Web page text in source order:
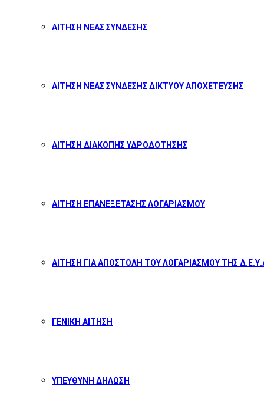
ΑΙΤΗΣΗ ΝΕΑΣ ΣΥΝΔΕΣΗΣ
ΑΙΤΗΣΗ ΝΕΑΣ ΣΥΝΔΕΣΗΣ ΔΙΚΤΥΟΥ ΑΠΟΧΕΤΕΥΣΗΣ
ΑΙΤΗΣΗ ΔΙΑΚΟΠΗΣ ΥΔΡΟΔΟΤΗΣΗΣ
ΑΙΤΗΣΗ ΕΠΑΝΕΞΕΤΑΣΗΣ ΛΟΓΑΡΙΑΣΜΟΥ
ΑΙΤΗΣΗ ΓΙΑ ΑΠΟΣΤΟΛΗ ΤΟΥ ΛΟΓΑΡΙΑΣΜΟΥ ΤΗΣ
ΓΕΝΙΚΗ ΑΙΤΗΣΗ
ΥΠΕΥΘΥΝΗ ΔΗΛΩΣΗ